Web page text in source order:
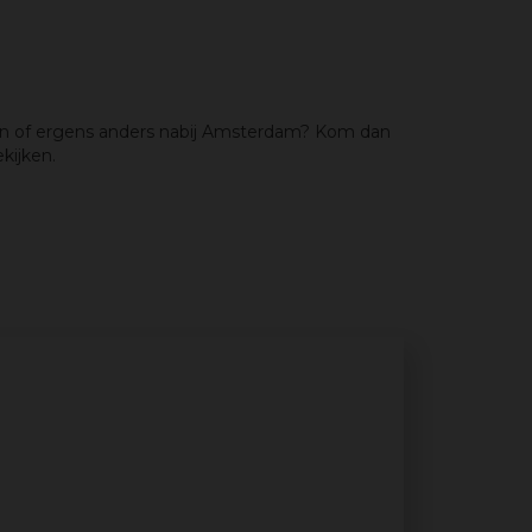
of ergens anders nabij Amsterdam? Kom dan